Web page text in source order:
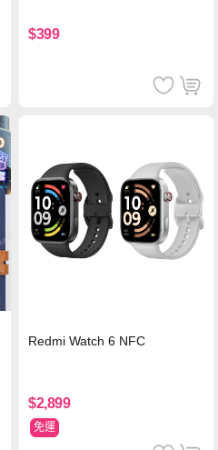
$399
Redmi Watch 6 NFC
$2,899
免運